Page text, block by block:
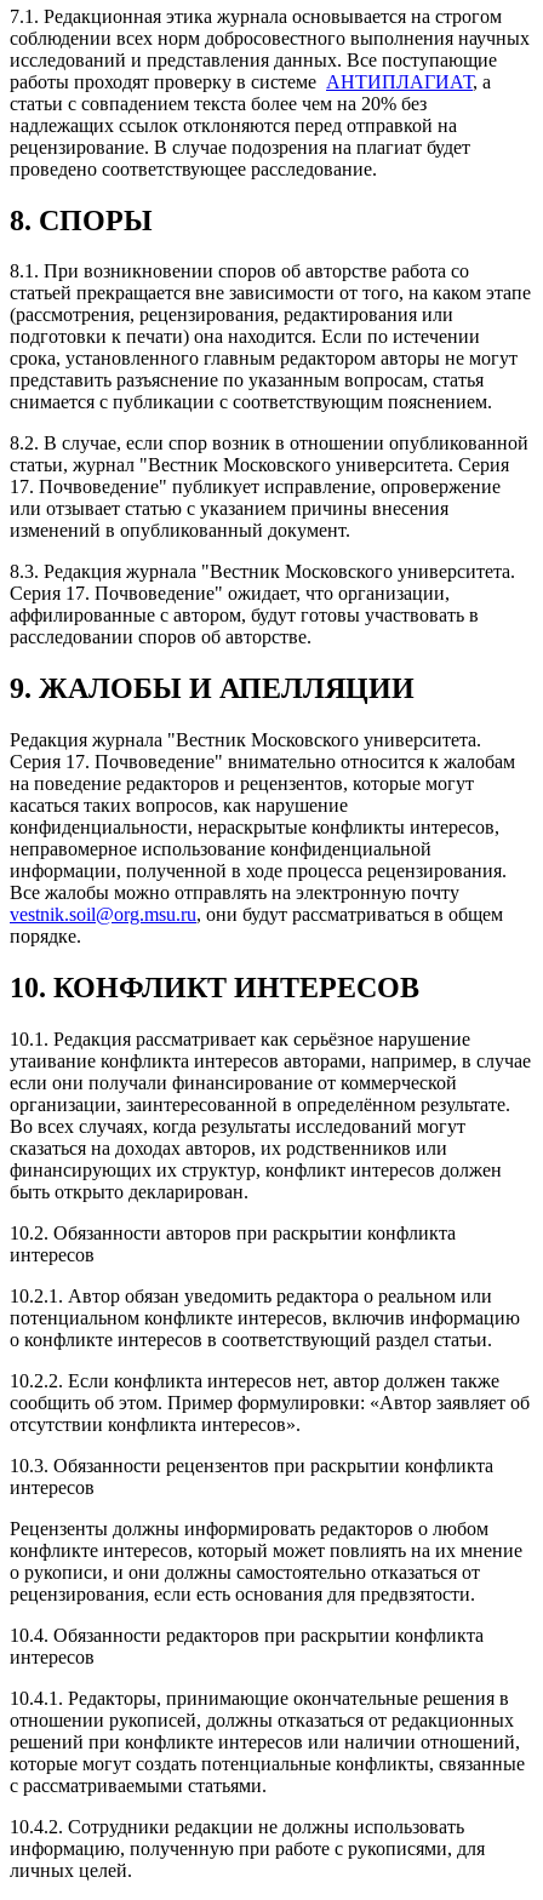
7.1. Редакционная этика журнала основывается на строгом
соблюдении всех норм добросовестного выполнения научных
исследований и представления данных. Все поступающие
работы проходят проверку в системе АНТИПЛАГИАТ, а
статьи с совпадением текста более чем на 20% без
надлежащих ссылок отклоняются перед отправкой на
рецензирование. В случае подозрения на плагиат будет
проведено соответствующее расследование.
8. СПОРЫ
8.1. При возникновении споров об авторстве работа со
статьей прекращается вне зависимости от того, на каком этапе
(рассмотрения, рецензирования, редактирования или
подготовки к печати) она находится. Если по истечении
срока, установленного главным редактором авторы не могут
представить разъяснение по указанным вопросам, статья
снимается с публикации с соответствующим пояснением.
8.2. В случае, если спор возник в отношении опубликованной
статьи, журнал "Вестник Московского университета. Серия
17. Почвоведение" публикует исправление, опровержение
или отзывает статью с указанием причины внесения
изменений в опубликованный документ.
8.3. Редакция журнала "Вестник Московского университета.
Серия 17. Почвоведение" ожидает, что организации,
аффилированные с автором, будут готовы участвовать в
расследовании споров об авторстве.
9. ЖАЛОБЫ И АПЕЛЛЯЦИИ
Редакция журнала "Вестник Московского университета.
Серия 17. Почвоведение" внимательно относится к жалобам
на поведение редакторов и рецензентов, которые могут
касаться таких вопросов, как нарушение
конфиденциальности, нераскрытые конфликты интересов,
неправомерное использование конфиденциальной
информации, полученной в ходе процесса рецензирования.
Все жалобы можно отправлять на электронную почту
vestnik.soil@org.msu.ru, они будут рассматриваться в общем
порядке.
10. КОНФЛИКТ ИНТЕРЕСОВ
10.1. Редакция рассматривает как серьёзное нарушение
утаивание конфликта интересов авторами, например, в случае
если они получали финансирование от коммерческой
организации, заинтересованной в определённом результате.
Во всех случаях, когда результаты исследований могут
сказаться на доходах авторов, их родственников или
финансирующих их структур, конфликт интересов должен
быть открыто декларирован.
10.2. Обязанности авторов при раскрытии конфликта
интересов
10.2.1. Автор обязан уведомить редактора о реальном или
потенциальном конфликте интересов, включив информацию
о конфликте интересов в соответствующий раздел статьи.
10.2.2. Если конфликта интересов нет, автор должен также
сообщить об этом. Пример формулировки: «Автор заявляет об
отсутствии конфликта интересов».
10.3. Обязанности рецензентов при раскрытии конфликта
интересов
Рецензенты должны информировать редакторов о любом
конфликте интересов, который может повлиять на их мнение
о рукописи, и они должны самостоятельно отказаться от
рецензирования, если есть основания для предвзятости.
10.4. Обязанности редакторов при раскрытии конфликта
интересов
10.4.1. Редакторы, принимающие окончательные решения в
отношении рукописей, должны отказаться от редакционных
решений при конфликте интересов или наличии отношений,
которые могут создать потенциальные конфликты, связанные
с рассматриваемыми статьями.
10.4.2. Сотрудники редакции не должны использовать
информацию, полученную при работе с рукописями, для
личных целей.